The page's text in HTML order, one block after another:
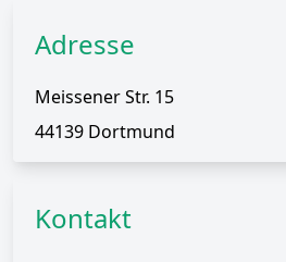
Adresse
Meissener Str. 15
44139 Dortmund
Kontakt